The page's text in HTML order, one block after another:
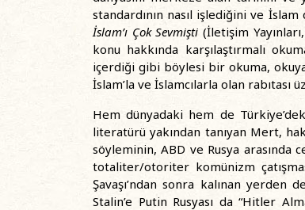
standardının nasıl işlediğini ve İslam
İslam’ı Çok Sevmişti (İletişim
konu hakkında karşılaştırmalı
içerdiği gibi böylesi bir okuma,
İslam’la ve İslamcılarla olan rabıtası
Hem dünyadaki hem de
literatürü yakından tanıyan Mert,
söyleminin, ABD ve Rusya arasında
totaliter/otoriter komünizm
Şavaşı’ndan sonra kalınan
Stalin’e Putin Rusyası da “Hitler